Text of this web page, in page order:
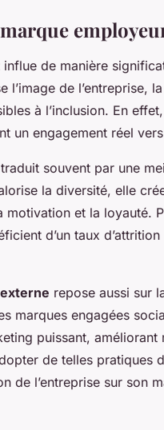
influe de manière
l’image de l’entreprise,
à l’inclusion. En
un engagement réel vers
souvent par une
la diversité, elle
et la loyauté.
d’un taux
repose aussi sur
marques engagées
puissant, améliorant
de telles pratiques
de l’entreprise sur son